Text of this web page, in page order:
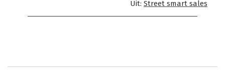
Uit: Street smart sales